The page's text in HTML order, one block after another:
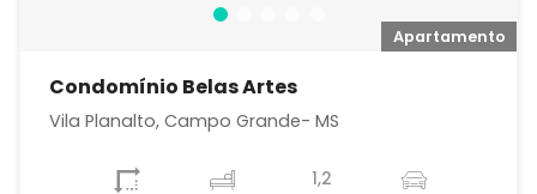
Apartamento
Condomínio Belas Artes
Vila Planalto, Campo Grande- MS
1,2